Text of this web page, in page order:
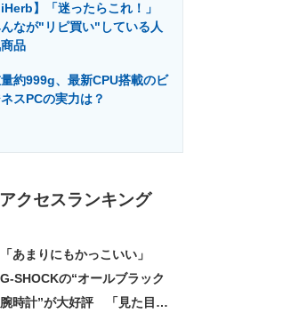
iHerb】「迷ったらこれ！」
なが"リピ買い"している人
品
約999g、最新CPU搭載のビ
スPCの実力は？
クセスランキング
「あまりにもかっこいい」
G-SHOCKの“オールブラック
腕時計”が大好評 「見た目以